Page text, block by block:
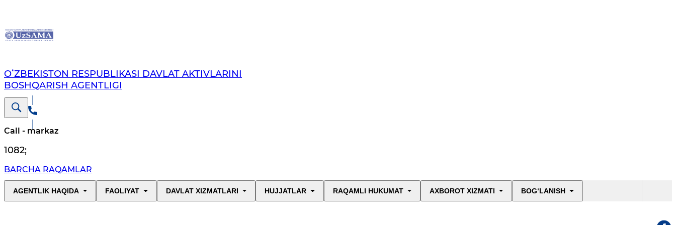
OʻZBEKISTON RESPUBLIKASI DAVLAT AKTIVLARINI
BOSHQARISH AGENTLIGI
Call - markaz
1082;
BARCHA RAQAMLAR
AGENTLIK HAQIDA FAOLIYAT DAVLAT XIZMATLARI HUJJATLAR RAQAMLI HUKUMAT AXBOROT XIZMATI BOG‘LANISH